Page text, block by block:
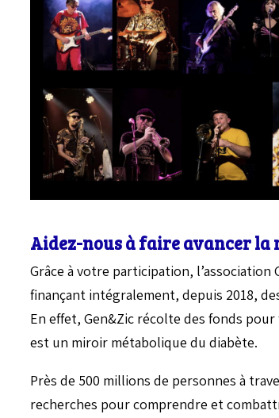
Aidez-nous à faire avancer la
Grâce à votre participation, l’association
finançant intégralement, depuis 2018,
En effet, Gen&Zic récolte des fonds
est un miroir métabolique du diabète.
Près de 500 millions de personnes à
recherches pour comprendre et